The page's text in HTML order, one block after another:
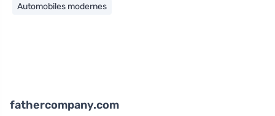
Automobiles modernes
fathercompany.com